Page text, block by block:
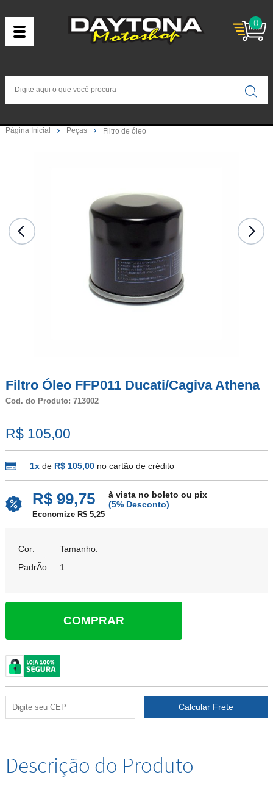
0
Página Inicial Peças Filtro de óleo
Filtro Óleo FFP011 Ducati/Cagiva Athena
Cod. do Produto: 713002
R$ 105,00
1xde R$ 105,00 no cartão de crédito
R$ 99,75
à vista no boleto ou pix
(5% Desconto)
Economize R$ 5,25
Cor:
PadrÃo
Tamanho:
1
COMPRAR
Descrição do Produto